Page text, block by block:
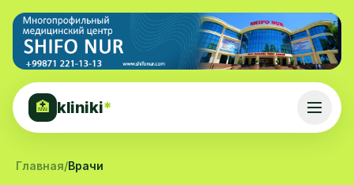
🏥 kliniki*
Главная/Врачи